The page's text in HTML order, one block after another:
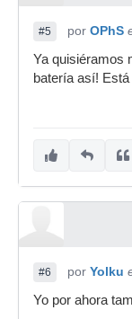
#5 por OPhS
Ya quisiéramos
batería así!
#6 por Yolku
Yo por ahora